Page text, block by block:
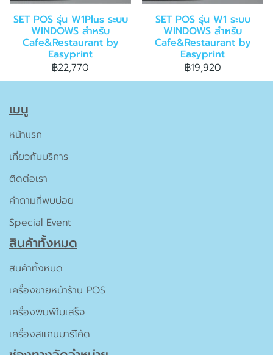
SET POS รุ่น W1Plus ระบบ
WINDOWS สำหรับ
Cafe&Restaurant by
Easyprint
฿22,770
SET POS รุ่น W1 ระบบ
WINDOWS สำหรับ
Cafe&Restaurant by
Easyprint
฿19,920
เมนู
หน้าแรก
เกี่ยวกับบริการ
ติดต่อเรา
คำถามที่พบบ่อย
Special Event
สินค้าทั้งหมด
สินค้าทั้งหมด
เครื่องขายหน้าร้าน POS
เครื่องพิมพ์ใบเสร็จ
เครื่องสแกนบาร์โค้ด